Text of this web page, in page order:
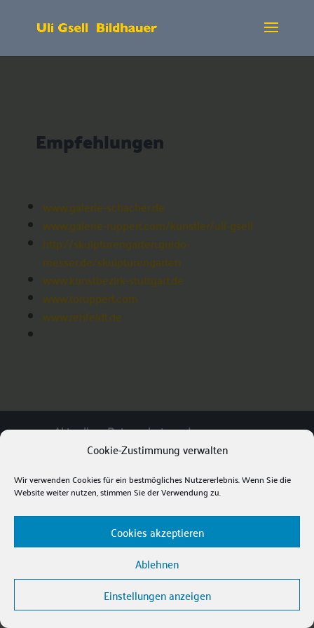
Cookie-Zustimmung verwalten
Wir verwenden Cookies für ein bestmögliches Nutzererlebnis. Wenn Sie die
Website weiter nutzen, stimmen Sie der Verwendung zu.
Cookies akzeptieren
Ablehnen
Einstellungen anzeigen
Empfehlungen
www.galerie-schacher.de
www.galerie-ruppert.com/künstler/uli-gsell
http://skulpturengarten.guido-
messer.de/skulpturengarten
www.kunstbezirk-stuttgart.de
www.toruppert.com
www.rehfeldt.de
Aktuell Datenschutz
Impressum
Cookie-Richtlinie (EU)
© Uli Gsell 2021